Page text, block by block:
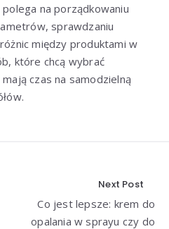
polega na porządkowaniu
sprawdzaniu
między produktami w
które chcą wybrać
czas na samodzielną
Next Post
Co jest lepsze: krem do
opalania w sprayu czy do